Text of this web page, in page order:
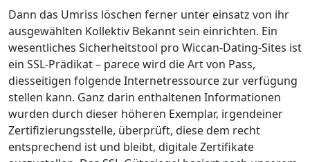
Dann das Umriss löschen ferner unter einsatz von ihr
ausgewählten Kollektiv Bekannt sein einrichten. Ein
wesentliches Sicherheitstool pro Wiccan-Dating-Sites ist
ein SSL-Prädikat – parece wird die Art von Pass,
diesseitigen folgende Internetressource zur verfügung
stellen kann. Ganz darin enthaltenen Informationen
wurden durch dieser höheren Exemplar, irgendeiner
Zertifizierungsstelle, überprüft, diese dem recht
entsprechend ist und bleibt, digitale Zertifikate